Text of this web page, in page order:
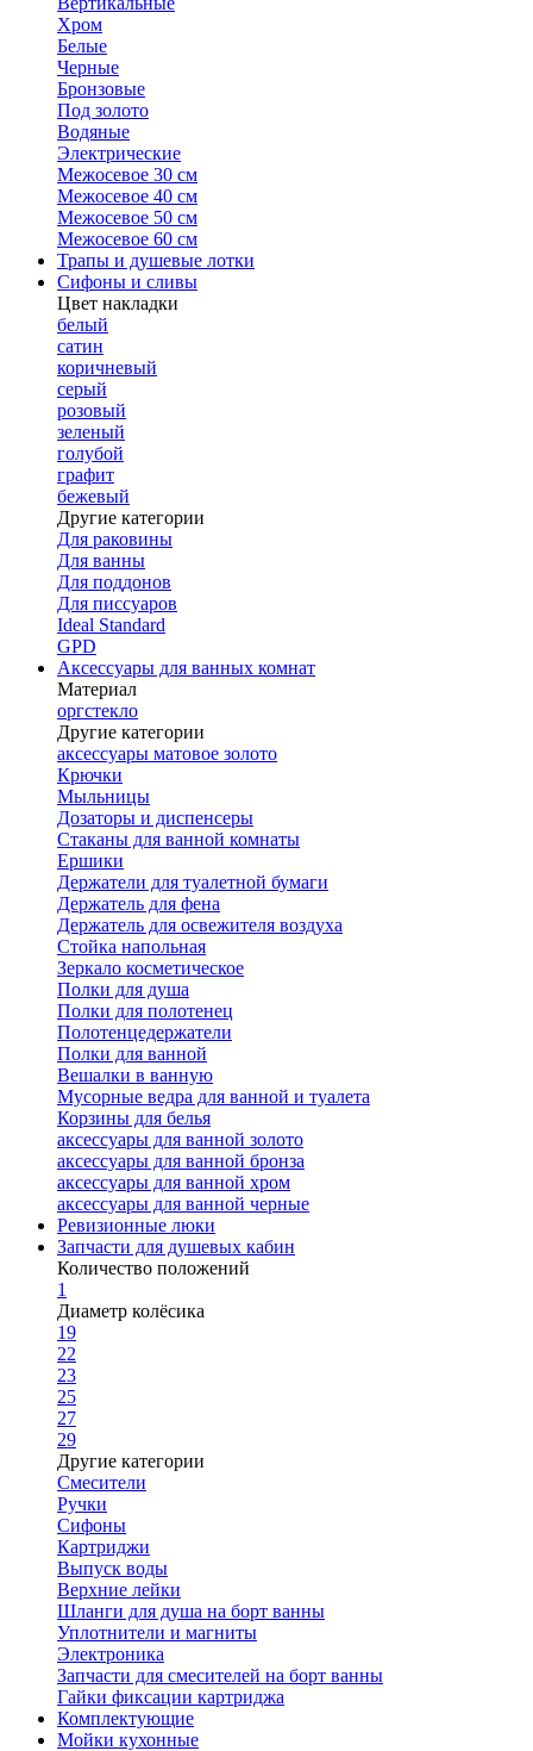
Хром
Белые
Черные
Бронзовые
Под золото
Водяные
Электрические
Межосевое 30 см
Межосевое 40 см
Межосевое 50 см
Межосевое 60 см
Трапы и душевые лотки
Сифоны и сливы
Цвет накладки
белый
сатин
коричневый
серый
розовый
зеленый
голубой
графит
бежевый
Другие категории
Для раковины
Для ванны
Для поддонов
Для писсуаров
Ideal Standard
GPD
Аксессуары для ванных комнат
Материал
оргстекло
Другие категории
аксессуары матовое золото
Крючки
Мыльницы
Дозаторы и диспенсеры
Стаканы для ванной комнаты
Ершики
Держатели для туалетной бумаги
Держатель для фена
Держатель для освежителя воздуха
Стойка напольная
Зеркало косметическое
Полки для душа
Полки для полотенец
Полотенцедержатели
Полки для ванной
Вешалки в ванную
Мусорные ведра для ванной и туалета
Корзины для белья
аксессуары для ванной золото
аксессуары для ванной бронза
аксессуары для ванной хром
аксессуары для ванной черные
Ревизионные люки
Запчасти для душевых кабин
Количество положений
1
Диаметр колёсика
19
22
23
25
27
29
Другие категории
Смесители
Ручки
Сифоны
Картриджи
Выпуск воды
Верхние лейки
Шланги для душа на борт ванны
Уплотнители и магниты
Электроника
Запчасти для смесителей на борт ванны
Гайки фиксации картриджа
Комплектующие
Мойки кухонные